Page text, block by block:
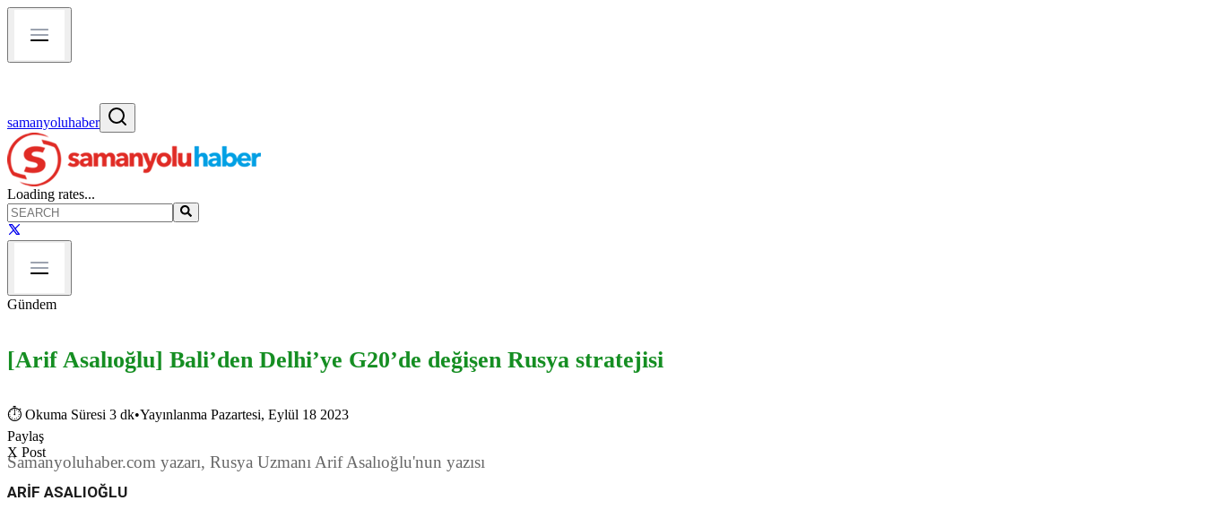
samanyoluhaber
Loading rates...
Gündem
[Arif Asalıoğlu] Bali’den Delhi’ye G20’de değişen Rusya stratejisi
⏱ Okuma Süresi 3 dk•Yayınlanma Pazartesi, Eylül 18 2023
Paylaş
X Post
Samanyoluhaber.com yazarı, Rusya Uzmanı Arif Asalıoğlu'nun yazısı
ARİF ASALIOĞLU